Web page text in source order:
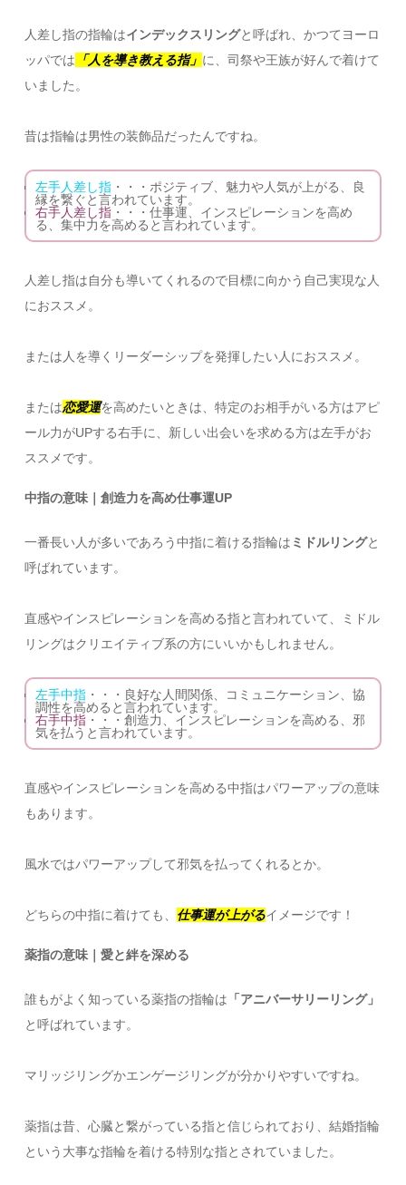
人差し指の指輪はインデックスリングと呼ばれ、かつてヨーロ
ッパでは 「人を導き教える指」 に、司祭や王族が好んで着けて
いました。
昔は指輪は男性の装飾品だったんですね。
左手人差し指 ・・・ポジティブ、魅力や人気が上がる、良
縁を繋ぐと言われています。
右手人差し指 ・・・仕事運、インスピレーションを高め
る、集中力を高めると言われています。
人差し指は自分も導いてくれるので目標に向かう自己実現な人
におススメ。
または人を導くリーダーシップを発揮したい人におススメ。
または恋愛運を高めたいときは、特定のお相手がいる方はアピ
ール力がUPする右手に、新しい出会いを求める方は左手がお
ススメです。
中指の意味｜創造力を高め仕事運UP
一番長い人が多いであろう中指に着ける指輪は ミドルリングと
呼ばれています。
直感やインスピレーションを高める指と言われていて、ミドル
リングはクリエイティブ系の方にいいかもしれません。
左手中指 ・・・良好な人間関係、コミュニケーション、協
調性を高めると言われています。
右手中指 ・・・創造力、インスピレーションを高める、邪
気を払うと言われています。
直感やインスピレーションを高める中指はパワーアップの意味
もあります。
風水ではパワーアップして邪気を払ってくれるとか。
どちらの中指に着けても、 仕事運が上がるイメージです！
薬指の意味｜愛と絆を深める
誰もがよく知っている薬指の指輪は 「アニバーサリーリング」
と呼ばれています。
マリッジリングかエンゲージリングが分かりやすいですね。
薬指は昔、心臓と繋がっている指と信じられており、結婚指輪
という大事な指輪を着ける特別な指とされていました。
オーダーメイドアクセサリー指輪は着ける指で変わ
左手の指輪意味
オーダーメイドアクセサリー10本の指が持つ意味と